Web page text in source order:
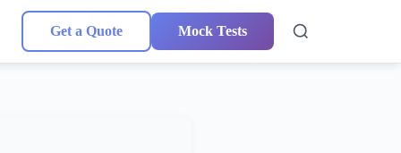
Get a Quote Mock Tests